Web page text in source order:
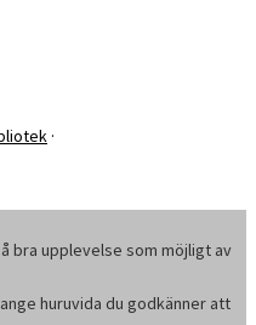
·
bra upplevelse som möjligt av
huruvida du godkänner att